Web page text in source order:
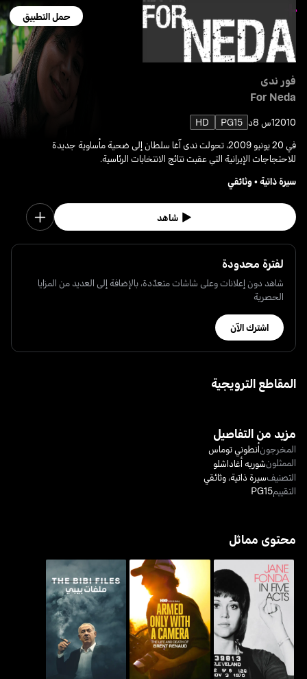
حمل التطبيق
فور ندى
For Neda
20101س 8د PG15
HD
في 20 يونيو 2009، تحولت ندى آغا سلطان إلى ضحية مأساوية جديدة
للاحتجاجات الإيرانية التي عقبت نتائج الانتخابات الرئاسية.
سيرة ذاتية•وثائقي
شاهد
لفترة محدودة
شاهد دون إعلانات وعلى شاشات متعدّدة، بالإضافة إلى العديد من المزايا
الحصرية
اشترك الآن
المقاطع الترويجية
مزيد من التفاصيل
المخرجونأنطوني توماس
الممثلونشوريه أغاداشلو
التصنيفسيرة ذاتية،وثائقي
التقييمPG15
محتوى مماثل
جاين فوندا إن فايف آكتس آرمد أونلي ويذ أيه كاميرا ملفات بيبي (ذا بيبي فايلز)